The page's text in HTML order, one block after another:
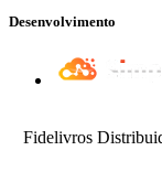
Desenvolvimento
Fidelivros